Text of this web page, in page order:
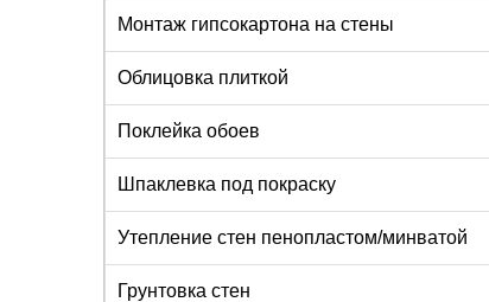
Монтаж гипсокартона на стены
Облицовка плиткой
Поклейка обоев
Шпаклевка под покраску
Утепление стен пенопластом/минватой
Грунтовка стен